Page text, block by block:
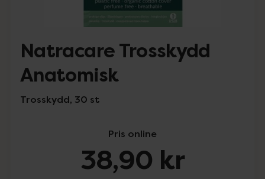
Natracare Trosskydd
Anatomisk
Trosskydd, 30 st
Pris online
38,90 kr